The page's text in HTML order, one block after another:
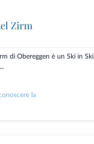
Zirm
di Obereggen è un Ski in Ski
la